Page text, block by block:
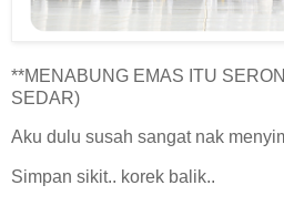
**MENABUNG EMAS ITU
SEDAR)
Aku dulu susah sangat nak
Simpan sikit.. korek balik..